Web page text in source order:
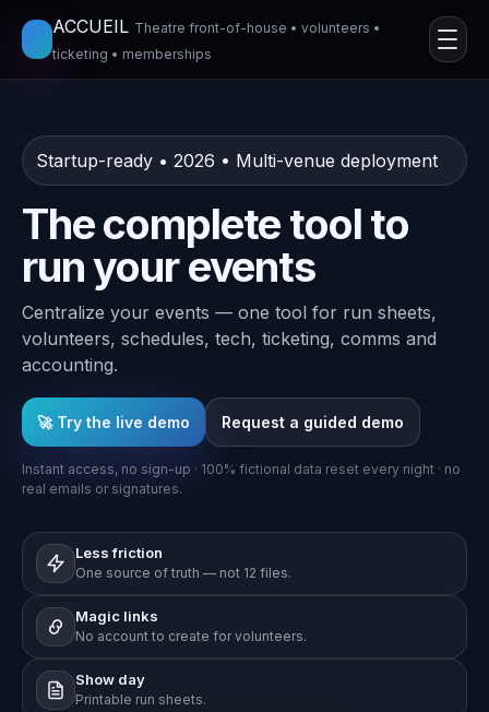
ACCUEIL Theatre front-of-house • volunteers •
ticketing • memberships
Startup-ready • 2026 • Multi-venue deployment
The complete tool to
run your events
Centralize your events — one tool for run sheets,
volunteers, schedules, tech, ticketing, comms and
accounting.
🚀 Try the live demo Request a guided demo
Instant access, no sign-up · 100% fictional data reset every night · no
real emails or signatures.
Less friction
One source of truth — not 12 files.
Magic links
No account to create for volunteers.
Show day
Printable run sheets.